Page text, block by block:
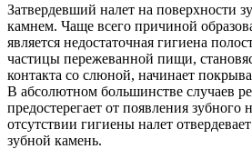
Затвердевший налет на поверхности
камнем. Чаще всего причиной
является недостаточная гигиена
частицы пережеванной пищи,
контакта со слюной, начинает
В абсолютном большинстве случаев
предостерегает от появления зубного
отсутствии гигиены налет
зубной камень.